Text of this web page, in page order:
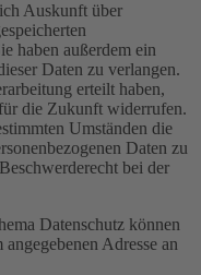
Auskunft über
haben außerdem ein
Daten zu verlangen.
erteilt haben,
die Zukunft widerrufen.
Umständen die
Daten zu
bei der
Datenschutz können
Adresse an